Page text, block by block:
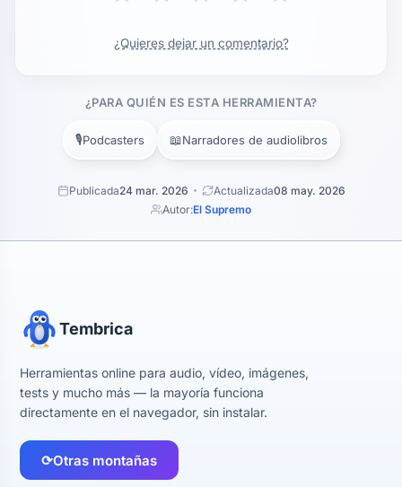
¿Quieres dejar un comentario?
¿PARA QUIÉN ES ESTA HERRAMIENTA?
🎙️Podcasters 📖Narradores de audiolibros
Publicada24 mar. 2026 Actualizada08 may. 2026
Autor:El Supremo
Tembrica
Herramientas online para audio, vídeo, imágenes,
tests y mucho más — la mayoría funciona
directamente en el navegador, sin instalar.
⟳Otras montañas